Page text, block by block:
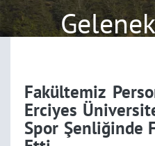
Fakültemiz
Erciyes
Spor Şenliğinde